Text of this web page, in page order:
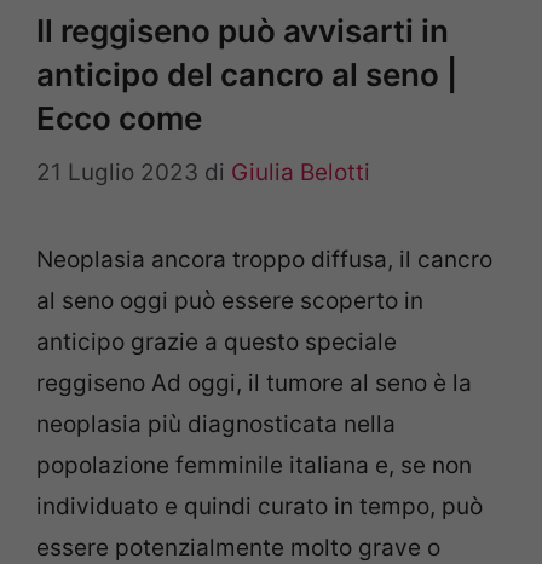
Il reggiseno può avvisarti in
anticipo del cancro al seno |
Ecco come
21 Luglio 2023 di Giulia Belotti
Neoplasia ancora troppo diffusa, il cancro
al seno oggi può essere scoperto in
anticipo grazie a questo speciale
reggiseno Ad oggi, il tumore al seno è la
neoplasia più diagnosticata nella
popolazione femminile italiana e, se non
individuato e quindi curato in tempo, può
essere potenzialmente molto grave o